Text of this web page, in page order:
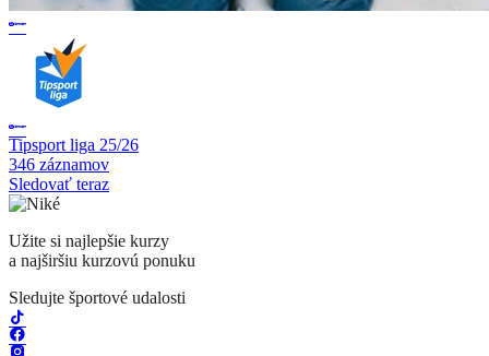
Tipsport liga 25/26
346 záznamov
Sledovať teraz
Užite si najlepšie kurzy
a najširšiu kurzovú ponuku
Sledujte športové udalosti